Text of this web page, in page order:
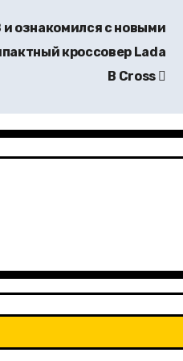
ознакомился с новыми
кроссовер Lada
B Cross